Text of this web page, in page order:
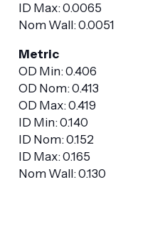
ID Max: 0.0065
Nom Wall: 0.0051
Metric
OD Min: 0.406
OD Nom: 0.413
OD Max: 0.419
ID Min: 0.140
ID Nom: 0.152
ID Max: 0.165
Nom Wall: 0.130